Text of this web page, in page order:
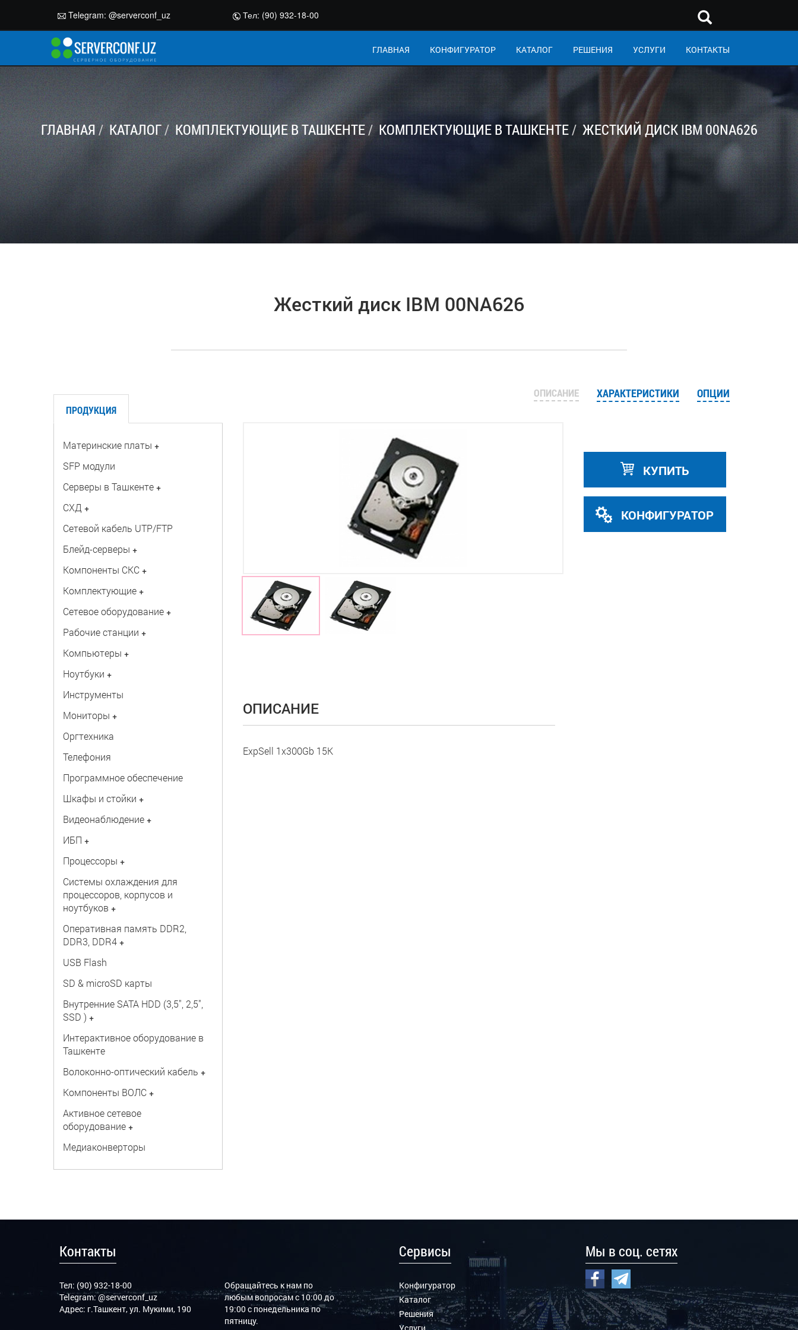
Telegram: @serverconf_uz Тел: (90) 932-18-00
ГЛАВНАЯ КОНФИГУРАТОР КАТАЛОГ РЕШЕНИЯ УСЛУГИ КОНТАКТЫ
ГЛАВНАЯ КАТАЛОГ КОМПЛЕКТУЮЩИЕ В ТАШКЕНТЕ КОМПЛЕКТУЮЩИЕ В ТАШКЕНТЕ ЖЕСТКИЙ ДИСК IBM 00NA626
Жесткий диск IBM 00NA626
ПРОДУКЦИЯ
Материнские платы +
SFP модули
Серверы в Ташкенте +
СХД +
Сетевой кабель UTP/FTP
Блейд-серверы +
Компоненты СКС +
Комплектующие +
Сетевое оборудование +
Рабочие станции +
Компьютеры +
Ноутбуки +
Инструменты
Мониторы +
Оргтехника
Телефония
Программное обеспечение
Шкафы и стойки +
Видеонаблюдение +
ИБП +
Процессоры +
Системы охлаждения для
процессоров, корпусов и
ноутбуков +
Оперативная память DDR2,
DDR3, DDR4 +
USB Flash
SD & microSD карты
Внутренние SATA HDD (3,5", 2,5",
SSD ) +
Интерактивное оборудование в
Ташкенте
Волоконно-оптический кабель +
Компоненты ВОЛС +
Активное сетевое
оборудование +
Медиаконверторы
ОПИСАНИЕ ХАРАКТЕРИСТИКИ ОПЦИИ
КУПИТЬ
КОНФИГУРАТОР
ОПИСАНИЕ
ExpSell 1x300Gb 15K
Контакты
Тел: (90) 932-18-00
Telegram:@serverconf_uz
Адрес: г.Ташкент, ул. Мукими, 190
Обращайтесь к нам по
любым вопросам с 10:00 до
19:00 с понедельника по
пятницу.
Сервисы
Конфигуратор
Каталог
Решения
Мы в соц. сетях